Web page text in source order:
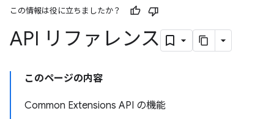
この情報は役に立ちましたか？
API リファレンス
このページの内容
Common Extensions API の機能